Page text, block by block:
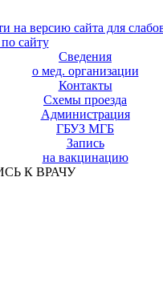
на версию сайта для
сайту
Сведения
о мед. организации
Контакты
Схемы проезда
Администрация
ГБУЗ МГБ
Запись
на вакцинацию
К ВРАЧУ